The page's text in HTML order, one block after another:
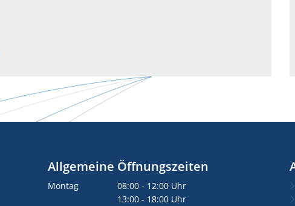
Allgemeine Öffnungszeiten
Montag 08:00 - 12:00 Uhr
Von 08:00 bis 12:00 Uhr
13:00 - 18:00 Uhr